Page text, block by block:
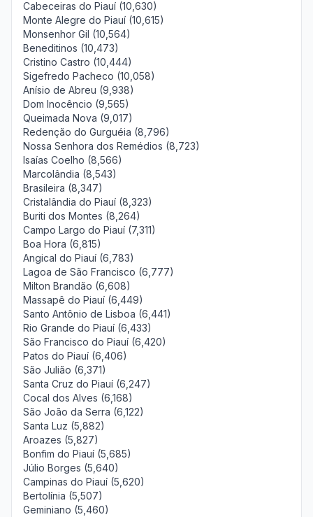
Cabeceiras do Piauí (10,630)
Monte Alegre do Piauí (10,615)
Monsenhor Gil (10,564)
Beneditinos (10,473)
Cristino Castro (10,444)
Sigefredo Pacheco (10,058)
Anísio de Abreu (9,938)
Dom Inocêncio (9,565)
Queimada Nova (9,017)
Redenção do Gurguéia (8,796)
Nossa Senhora dos Remédios (8,723)
Isaías Coelho (8,566)
Marcolândia (8,543)
Brasileira (8,347)
Cristalândia do Piauí (8,323)
Buriti dos Montes (8,264)
Campo Largo do Piauí (7,311)
Boa Hora (6,815)
Angical do Piauí (6,783)
Lagoa de São Francisco (6,777)
Milton Brandão (6,608)
Massapê do Piauí (6,449)
Santo Antônio de Lisboa (6,441)
Rio Grande do Piauí (6,433)
São Francisco do Piauí (6,420)
Patos do Piauí (6,406)
São Julião (6,371)
Santa Cruz do Piauí (6,247)
Cocal dos Alves (6,168)
São João da Serra (6,122)
Santa Luz (5,882)
Aroazes (5,827)
Bonfim do Piauí (5,685)
Júlio Borges (5,640)
Campinas do Piauí (5,620)
Bertolínia (5,507)
Geminiano (5,460)